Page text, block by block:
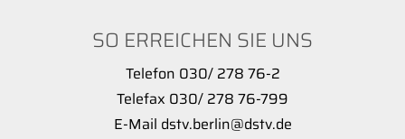
SO ERREICHEN SIE UNS
Telefon 030/ 278 76-2
Telefax 030/ 278 76-799
E-Mail dstv.berlin@dstv.de